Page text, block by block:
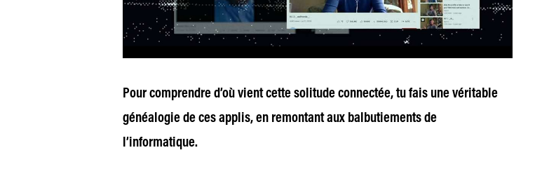
Pour comprendre d’où vient cette solitude connectée, tu fais une véritable
généalogie de ces applis, en remontant aux balbutiements de
l’informatique.